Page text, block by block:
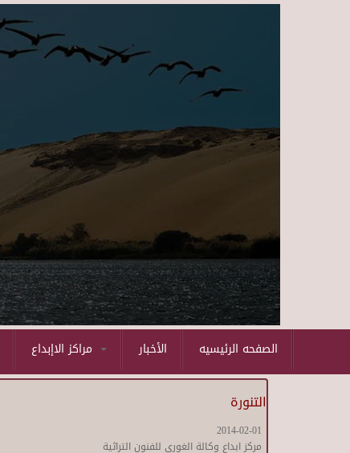
الأخبار الصفحه الرئيسيه
التنورة
2014-02-01
مركز ابداع وكالة الغورى للفنون التراثية